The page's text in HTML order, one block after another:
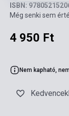
ISBN:
Még senki sem
4 950 Ft
Nem kapható,